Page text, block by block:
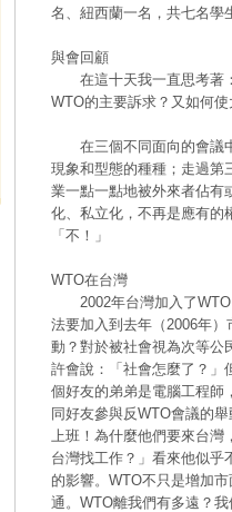
名、紐西蘭一名，共七名學
與會回顧
在這十天我一直思考著：
WTO的主要訴求？又如何
在三個不同面向的會議中
現象和型態的種種；走過第
業一點一點地被外來者佔有
化、私立化，不再是應有的
「不！」
WTO在台灣
2002年台灣加入了WTO
法要加入到去年（2006年
動？對於被社會視為次等公
許會說：「社會怎麼了？」
個好友的弟弟是電腦工程師
同好友參與反WTO會議的
上班！為什麼他們要來台灣
台灣找工作？」看來他似乎
的影響。WTO不只是增加
通。WTO離我們有多遠？